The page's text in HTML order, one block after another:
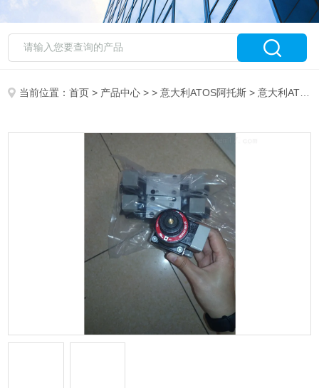
当前位置：首页 > 产品中心 > >意大利ATOS阿托斯 > 意大利ATOS常规阀AGAM-20/350/V上海供应